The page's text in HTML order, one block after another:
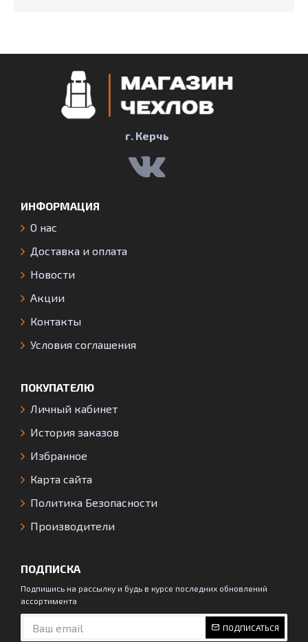
г. Керчь
ИНФОРМАЦИЯ
О нас
Доставка и оплата
Новости
Акции
Контакты
Условия соглашения
ПОКУПАТЕЛЮ
Личный кабинет
История заказов
Избранное
Карта сайта
Политика Безопасности
Производители
ПОДПИСКА
Подпишись на рассылку и будь в курсе последних обновлений
ассортимента
ПОДПИСАТЬСЯ